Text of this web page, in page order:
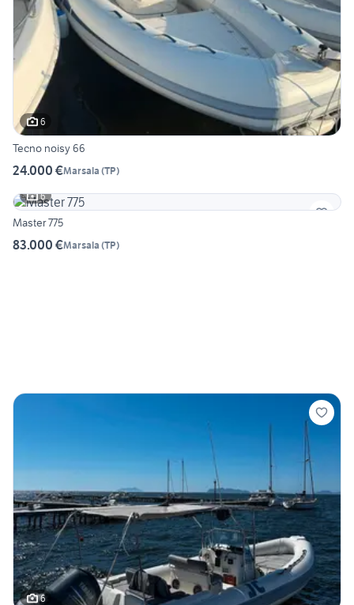
6
Tecno noisy 66
24.000 €Marsala (TP)
6
Master 775
83.000 €Marsala (TP)
6